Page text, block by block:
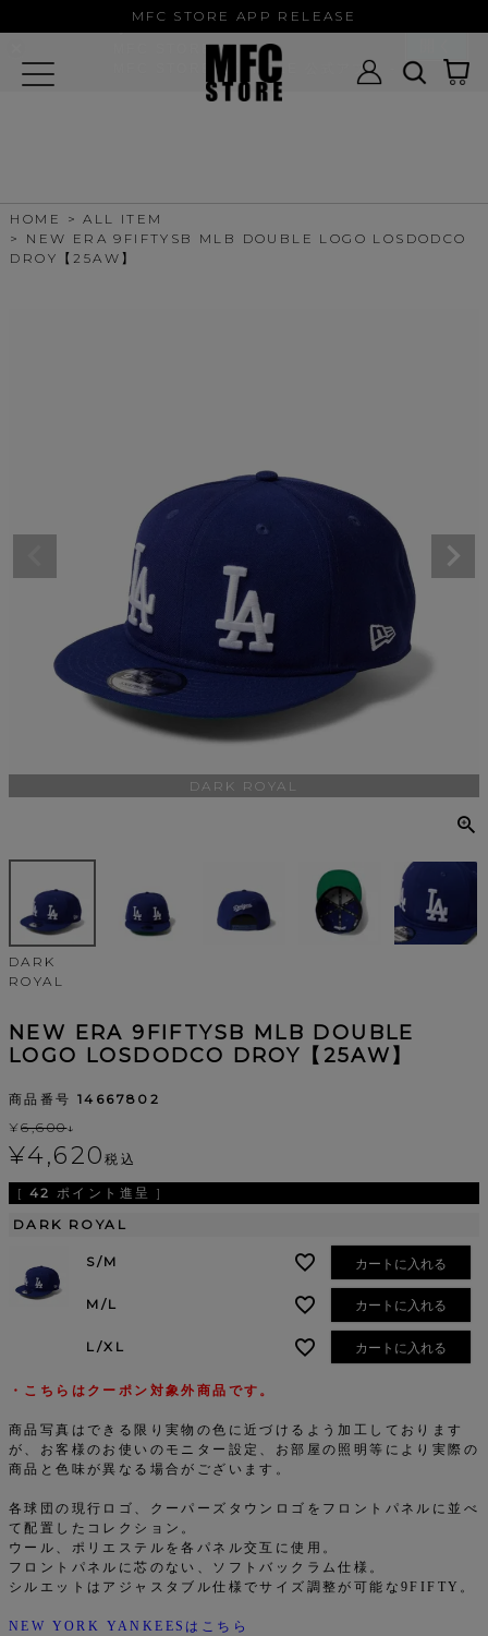
MFC STORE APP RELEASE
HOME
ALL ITEM
NEW ERA 9FIFTYSB MLB DOUBLE LOGO LOSDODCO
DROY【25AW】
DARK ROYAL
DARK
ROYAL
NEW ERA 9FIFTYSB MLB DOUBLE
LOGO LOSDODCO DROY【25AW】
商品番号 14667802
¥6,600↓
¥4,620税込
[ 42 ポイント進呈 ]
DARK ROYAL
S/M カートに入れる
M/L カートに入れる
L/XL カートに入れる
・こちらはクーポン対象外商品です。
商品写真はできる限り実物の色に近づけるよう加工しております
が、お客様のお使いのモニター設定、お部屋の照明等により実際の
商品と色味が異なる場合がございます。
各球団の現行ロゴ、クーパーズタウンロゴをフロントパネルに並べ
て配置したコレクション。
ウール、ポリエステルを各パネル交互に使用。
フロントパネルに芯のない、ソフトバックラム仕様。
シルエットはアジャスタブル仕様でサイズ調整が可能な9FIFTY。
NEW YORK YANKEESはこちら
MFC STORE
MFC STORE/EXAMPLE 公式アプリ -
Google Play